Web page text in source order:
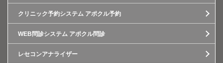
クリニック予約システム アポクル予約
WEB問診システム アポクル問診
レセコンアナライザー